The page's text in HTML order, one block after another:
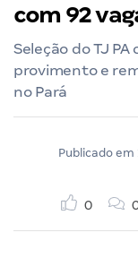
com 92
Seleção do TJ
provimento e
no Pará
Publicado em
0